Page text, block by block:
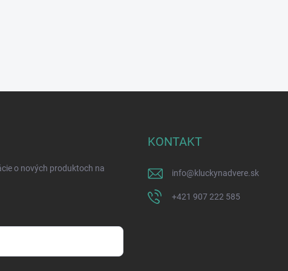
o nových produktoch na
KONTAKT
info@kluckynadvere.sk
+421 907 222 585